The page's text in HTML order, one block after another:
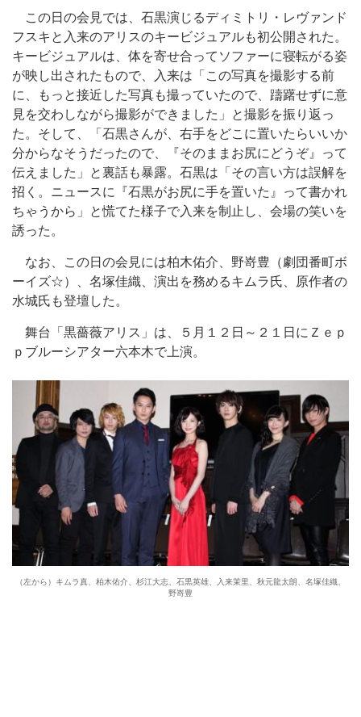
この日の会見では、石黒演じるディミトリ・レヴァンド
フスキと入来のアリスのキービジュアルも初公開された。
キービジュアルは、体を寄せ合ってソファーに寝転がる姿
が映し出されたもので、入来は「この写真を撮影する前
に、もっと接近した写真も撮っていたので、躊躇せずに意
見を交わしながら撮影ができました」と撮影を振り返っ
た。そして、「石黒さんが、右手をどこに置いたらいいか
分からなそうだったので、『そのままお尻にどうぞ』って
伝えました」と裏話も暴露。石黒は「その言い方は誤解を
招く。ニュースに『石黒がお尻に手を置いた』って書かれ
ちゃうから」と慌てた様子で入来を制止し、会場の笑いを
誘った。
なお、この日の会見には柏木佑介、野嵜豊（劇団番町ボ
ーイズ☆）、名塚佳織、演出を務めるキムラ氏、原作者の
水城氏も登壇した。
舞台「黒薔薇アリス」は、５月１２日～２１日にＺｅｐ
ｐブルーシアター六本木で上演。
（左から）キムラ真、柏木佑介、杉江大志、石黒英雄、入来茉里、秋元龍太朗、名塚佳織、
野嵜豊